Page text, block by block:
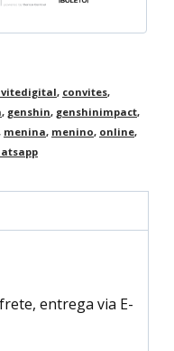
, convites,
, genshin, genshinimpact,
menina, menino, online,
entrega via E-